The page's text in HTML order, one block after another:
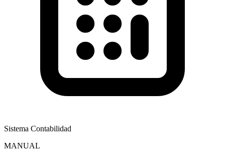
Sistema Contabilidad
MANUAL